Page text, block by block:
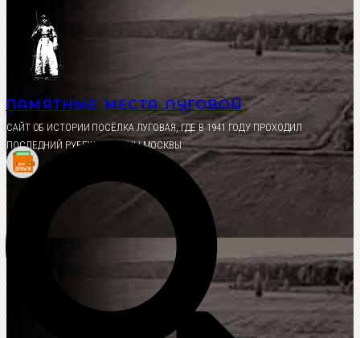
Перейти
содержимому
ПАМЯТНЫЕ МЕСТА ЛУГОВОЙ
CАЙТ ОБ ИСТОРИИ ПОСЁЛКА ЛУГОВАЯ, ГДЕ В 1941 ГОДУ ПРОХОДИЛ
ПОСЛЕДНИЙ РУБЕЖ ОБОРОНЫ МОСКВЫ